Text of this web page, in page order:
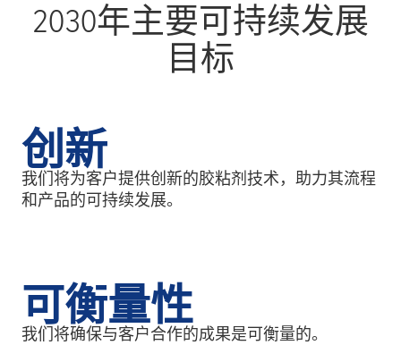
2030年主要可持续发展
目标
创新
我们将为客户提供创新的胶粘剂技术，助力其流程
和产品的可持续发展。
可衡量性
我们将确保与客户合作的成果是可衡量的。